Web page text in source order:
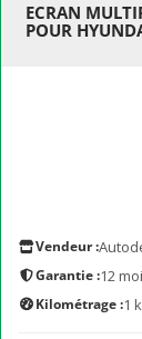
ECRAN
POUR
Vendeur :
Garantie :12
Kilométrage :1